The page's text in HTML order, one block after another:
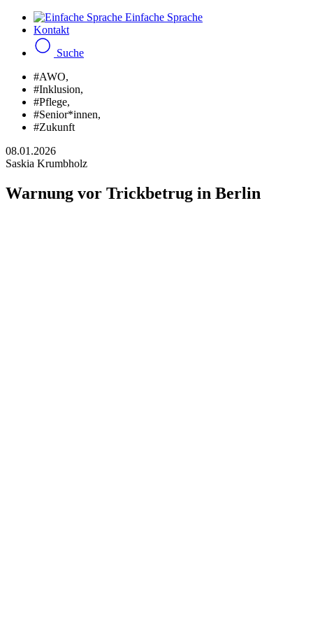
Einfache Sprache
Kontakt
Suche
#AWO,
#Inklusion,
#Pflege,
#Senior*innen,
#Zukunft
08.01.2026
Saskia Krumbholz
Warnung vor Trickbetrug in Berlin